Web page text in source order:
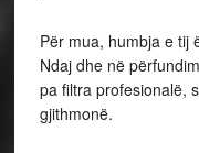
Për mua, humbja e tij
Ndaj dhe në
pa filtra profesionalë,
gjithmonë.